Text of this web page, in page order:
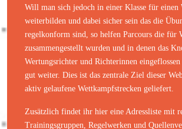
Will man sich jedoch in einer Klasse für einen
weiterbilden und dabei sicher sein das die
regelkonform sind, so helfen Parcours die für
zusammengestellt wurden und in denen das
Wertungsrichter und Richterinnen eingeflossen
gut weiter. Dies ist das zentrale Ziel dieser
aktiv gelaufene Wettkampfstrecken geliefert.
Zusätzlich findet ihr hier eine Adressliste mit
Trainingsgruppen, Regelwerken und